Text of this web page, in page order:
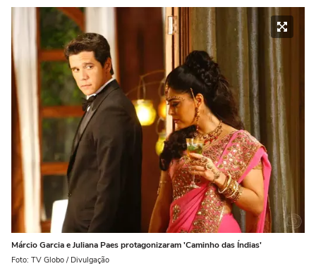
Márcio Garcia e Juliana Paes protagonizaram 'Caminho das Índias'
Foto: TV Globo / Divulgação